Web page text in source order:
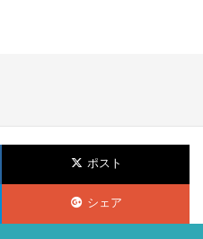
ポスト
シェア